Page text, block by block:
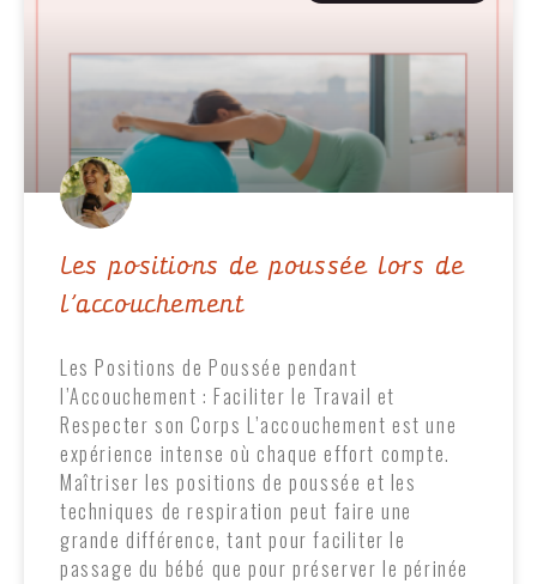
Les positions de poussée lors de
l’accouchement
Les Positions de Poussée pendant
l’Accouchement : Faciliter le Travail et
Respecter son Corps L’accouchement est une
expérience intense où chaque effort compte.
Maîtriser les positions de poussée et les
techniques de respiration peut faire une
grande différence, tant pour faciliter le
passage du bébé que pour préserver le périnée